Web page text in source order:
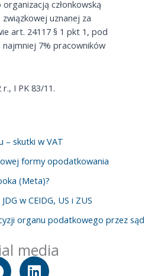
członkowską
uznanej za
art. 24117 § 1 pkt 1, pod
7% pracowników
I PK 83/11.
– skutki w VAT
formy opodatkowania
(Meta)?
w CEIDG, US i ZUS
organu podatkowego przez sąd
media
L